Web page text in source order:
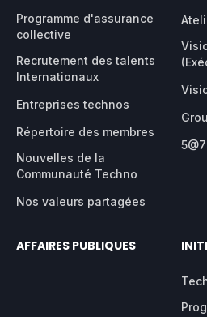
Programme d'assurance
collective
Recrutement des talents
Internationaux
Entreprises technos
Répertoire des membres
Nouvelles de la
Communauté Techno
Nos valeurs partagées
AFFAIRES PUBLIQUES